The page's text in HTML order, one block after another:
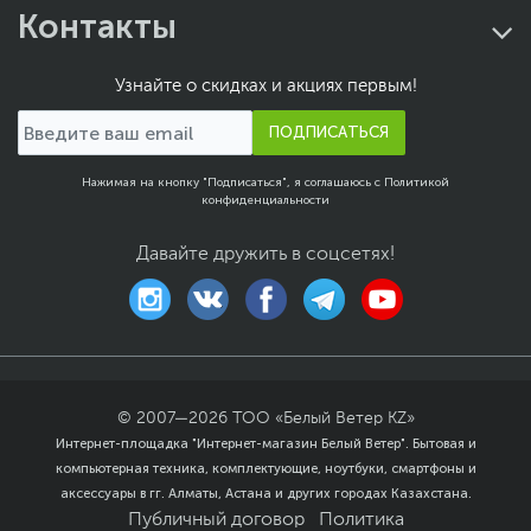
Вариант поставки
лицензии поставляется на физическом носителе, в
коробочной версии дополнительно может быть
представлен дистрибутив программы на диске или
USB-флешке.
быстро: после оплаты вы получаете инструкцию на
электронную почту и код для активации
почтовую доставку или хранить дома коробку с
использования на настольном компьютере или
Системные требования
требования антивирусного продукта к операционной
системе и аппаратным характеристикам компьютера.
Контакты
Узнайте о скидках и акциях первым!
ПОДПИСАТЬСЯ
Нажимая на кнопку "Подписаться", я соглашаюсь с Политикой
конфиденциальности
Давайте дружить в соцсетях!
© 2007—2026
ТОО «Белый Ветер KZ»
Интернет-площадка "Интернет-магазин Белый Ветер". Бытовая и
компьютерная техника, комплектующие, ноутбуки, смартфоны и
аксессуары в гг. Алматы, Астана и других городах Казахстана.
Публичный договор Политика